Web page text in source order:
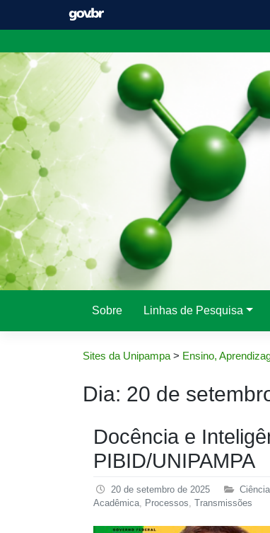
conteúdo
Sobre Linhas de Pesquisa
Sites da Unipampa > Ensino,
Dia: 20 de
Docência e
PIBID/UNIPAMPA
20 de setembro de 2025 Ciência
Acadêmica, Processos, Transmissões